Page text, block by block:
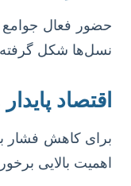
حضور فعال جوامع
نسل‌ها شکل
اقتصاد
برای کاهش فشار
اهمیت بالایی